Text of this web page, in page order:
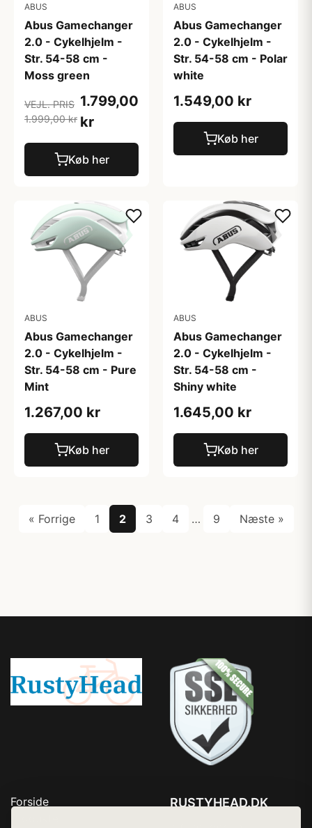
ABUS
Abus Gamechanger
2.0 - Cykelhjelm -
Str. 54-58 cm -
Moss green
VEJL. PRIS
1.999,00 kr
1.799,00
kr
Køb her
ABUS
Abus Gamechanger
2.0 - Cykelhjelm -
Str. 54-58 cm - Polar
white
1.549,00 kr
Køb her
ABUS
Abus Gamechanger
2.0 - Cykelhjelm -
Str. 54-58 cm - Pure
Mint
1.267,00 kr
Køb her
ABUS
Abus Gamechanger
2.0 - Cykelhjelm -
Str. 54-58 cm -
Shiny white
1.645,00 kr
Køb her
« Forrige 1 2 3 4 … 9 Næste »
Forside
RUSTYHEAD.DK